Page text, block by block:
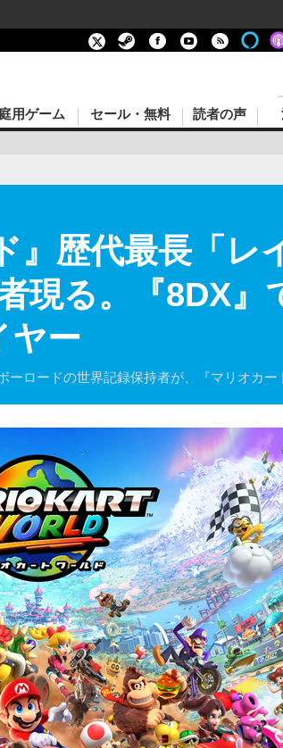
用ゲーム セール・無料 読者の声
』歴代最長「
現る。『8DX』
ヤー
ーロードの世界記録保持者が、『マリオカ